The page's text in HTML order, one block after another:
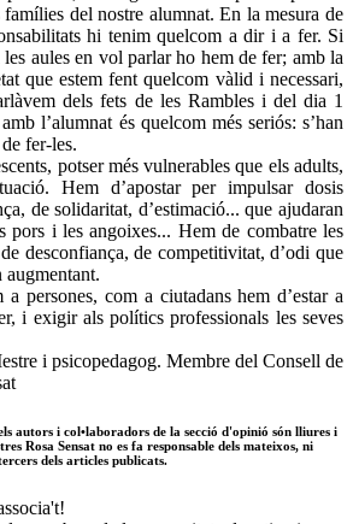
del nostre alumnat. En la mesura de
hi tenim quelcom a dir i a fer. Si
les aules en vol parlar ho hem de fer; amb la
que estem fent quelcom vàlid i necessari,
dels fets de les Rambles i del dia 1
l’alumnat és quelcom més seriós: s’han
fer-les.
potser més vulnerables que els adults,
Hem d’apostar per impulsar dosis
de solidaritat, d’estimació... que ajudaran
pors i les angoixes... Hem de combatre les
desconfiança, de competitivitat, d’odi que
augmentant.
persones, com a ciutadans hem d’estar a
i exigir als polítics professionals les seves
i psicopedagog. Membre del Consell de
autors i col•laboradors de la secció d'opinió són lliures i
Rosa Sensat no es fa responsable dels mateixos, ni
dels articles publicats.